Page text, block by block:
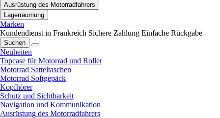
Ausrüstung des Motorradfahrers
Lagerräumung
Marken
Kundendienst in Frankreich Sichere Zahlung Einfache Rückgabe
Suchen
Neuheiten
Topcase für Motorrad und Roller
Motorrad Satteltaschen
Motorrad Softgepäck
Kopfhörer
Schutz und Sichtbarkeit
Navigation und Kommunikation
Ausrüstung des Motorradfahrers